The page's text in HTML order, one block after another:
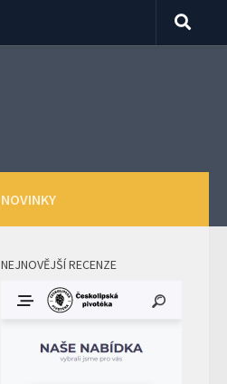
NOVINKY
NEJNOVĚJŠÍ RECENZE